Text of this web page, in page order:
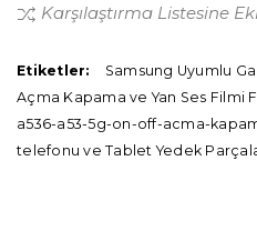
Karşılaştırma Listesine
Etiketler:
Samsung Uyumlu
Açma Kapama ve Yan Ses Filmi
a536-a53-5g-on-off-acma-
telefonu ve Tablet Yedek